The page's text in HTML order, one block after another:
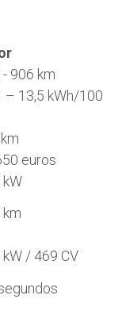
906 km
– 13,5 kWh/100
euros
/ 469 CV